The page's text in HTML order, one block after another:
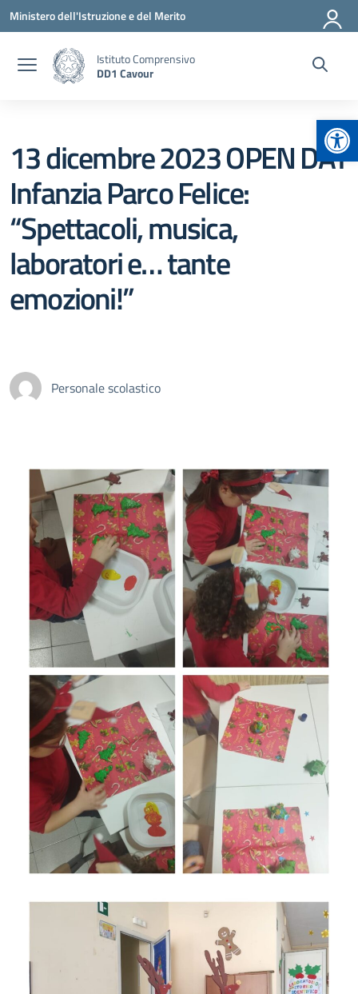
Vai ai contenuti
Vai al menu di navigazione
Vai al footer
Ministero dell'Istruzione e del Merito
Istituto Comprensivo
DD1 Cavour
13 dicembre 2023 OPEN DAY
Infanzia Parco Felice:
“Spettacoli, musica,
laboratori e… tante
emozioni!”
Personale scolastico